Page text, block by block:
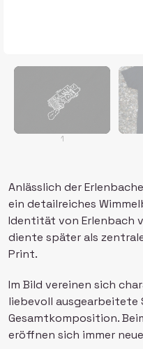
1
Anlässlich der
ein detailreiches
Identität von Erlenbach
diente später als
Print.
Im Bild vereinen sich
liebevoll ausgearbeitete
Gesamtkomposition.
eröffnen sich immer